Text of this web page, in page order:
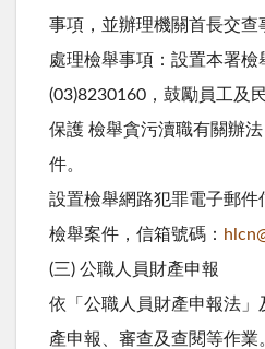
事項，並辦理機關首長交查
處理檢舉事項：設置本署檢
(03)8230160，鼓勵員工及
保護 檢舉貪污瀆職有關辦
件。
設置檢舉網路犯罪電子郵件
檢舉案件，信箱號碼：
(三) 公職人員財產申報
依「公職人員財產申報法
產申報、審查及查閱等作業